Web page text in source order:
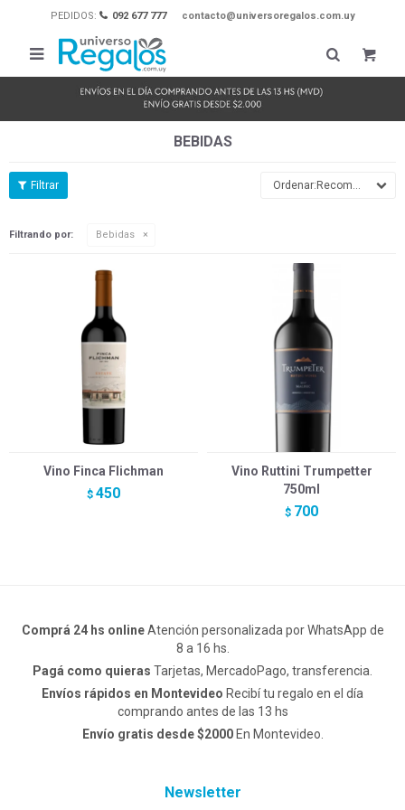
PEDIDOS: 092 677 777 contacto@universoregalos.com.uy

BEBIDAS
Recomendados
Filtrando por: Bebidas
Vino Finca Flichman
$ 450
Vino Ruttini Trumpetter
750ml
$ 700
Comprá 24 hs onlineAtención personalizada por WhatsApp de
8 a 16 hs.
Pagá como quieras Tarjetas, MercadoPago, transferencia.
Envíos rápidos en Montevideo Recibí tu regalo en el día
comprando antes de las 13 hs
Envío gratis desde $2000En Montevideo.
Newsletter